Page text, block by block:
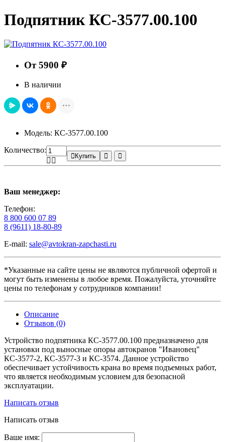
Подпятник КС-3577.00.100
От 5900 ₽
В наличии
Модель: КС-3577.00.100
Количество:
Купить
Ваш менеджер:
Телефон:
8 800 600 07 89
8 (9611) 18-80-89
E-mail: sale@avtokran-zapchasti.ru
*Указанные на сайте цены не являются публичной офертой и
могут быть изменены в любое время. Пожалуйста, уточняйте
цены по телефонам у сотрудников компании!
Описание
Отзывов (0)
Устройство подпятника КС-3577.00.100 предназначено для
установки под выносные опоры автокранов "Ивановец"
КС-3577-2, КС-3577-3 и КС-3574. Данное устройство
обеспечивает устойчивость крана во время подъемных работ,
что является необходимым условием для безопасной
эксплуатации.
Написать отзыв
Написать отзыв
Ваше имя: